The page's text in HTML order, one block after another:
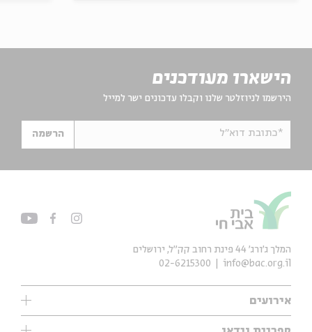
הישארו מעודכנים
הירשמו לניוזלטר שלנו וקבלו עדכונים ישר למייל
*כתובת דוא"ל הרשמה
אירועים
עיון
המלך ג'ורג' 44 פינת רחוב קק״ל, ירושלים
info@bac.org.il
02-6215300